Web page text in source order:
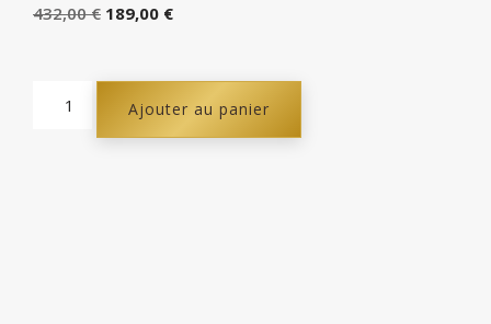
432,00€ 189,00 €
Ajouter au panier